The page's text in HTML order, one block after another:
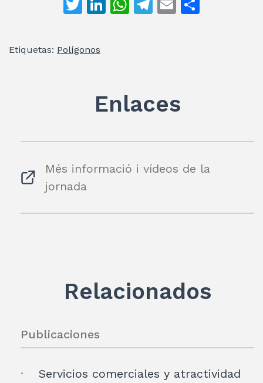
T
itt
er
Li
n
W
p
p
T
m
E
Etiquetas: Polígonos
Enlaces
Més informació i vídeos de la
jornada
Relacionados
Publicaciones
Servicios comerciales y atractividad